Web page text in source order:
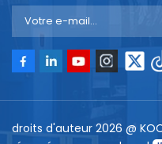
droits d'auteur 2026 @